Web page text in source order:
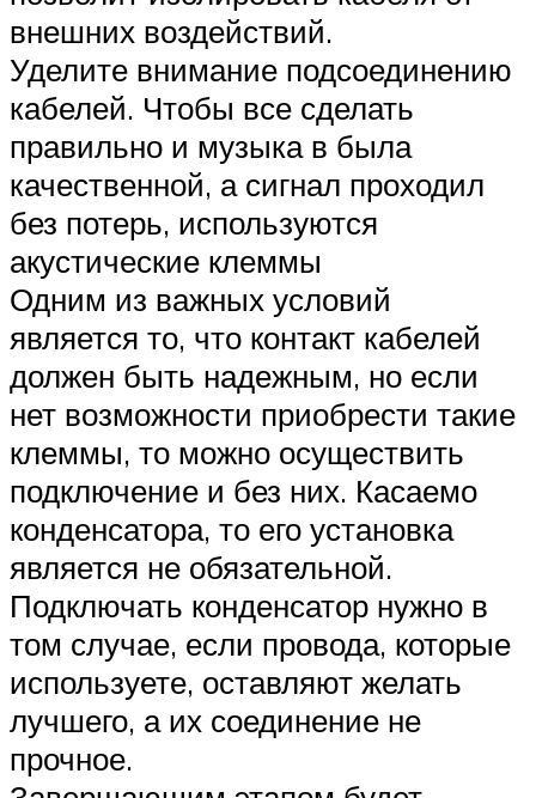
внешних воздействий.
Уделите внимание подсоединению
кабелей. Чтобы все сделать
правильно и музыка в была
качественной, а сигнал проходил
без потерь, используются
акустические клеммы
Одним из важных условий
является то, что контакт кабелей
должен быть надежным, но если
нет возможности приобрести такие
клеммы, то можно осуществить
подключение и без них. Касаемо
конденсатора, то его установка
является не обязательной.
Подключать конденсатор нужно в
том случае, если провода, которые
используете, оставляют желать
лучшего, а их соединение не
прочное.